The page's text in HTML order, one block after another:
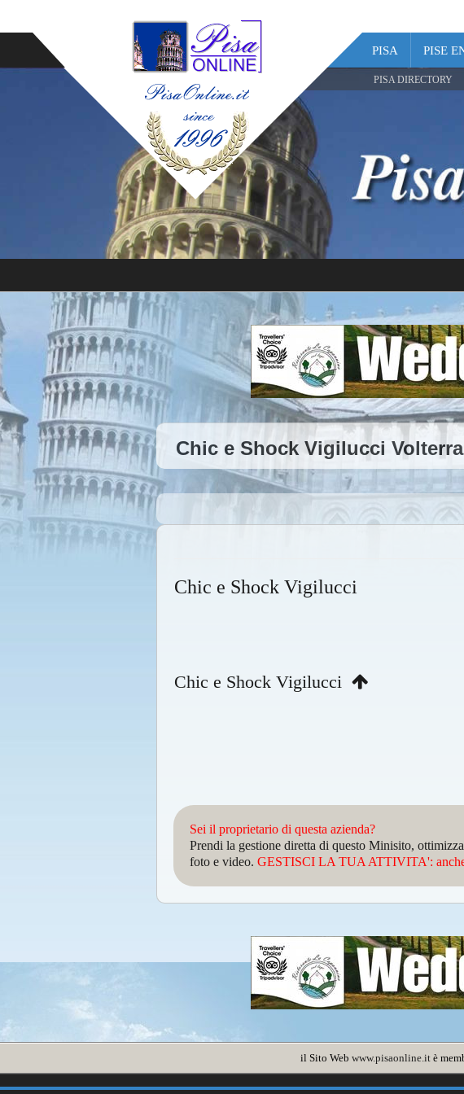
PISA PISE
PISA DIRECTORY
Chic e Shock Vigilucci Volterra
Chic e Shock Vigilucci
Chic e Shock Vigilucci
Sei il proprietario di questa azienda?
Prendi la gestione diretta di questo Minisito,
foto e video. GESTISCI LA TUA ATTIVITA':
il Sito Web www.pisaonline.it è